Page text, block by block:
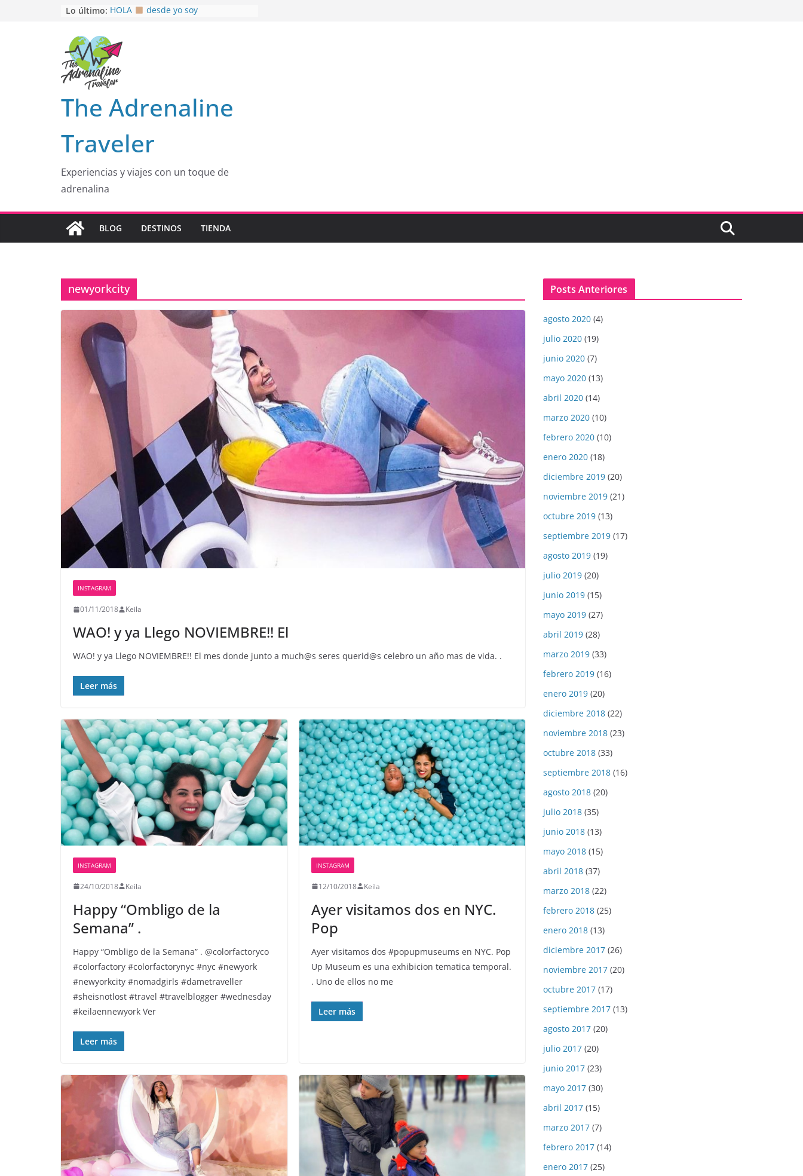
Lo último: HOLA
desde yo soy
EL SENDERO DEL CACAO: Excelente
opción
HOSPEDAJE AL NATURALSHH !!
En
MULITO!
The Adrenaline
Traveler
Experiencias y viajes con un toque de
adrenalina
BLOG DESTINOS TIENDA
newyorkcity
INSTAGRAM
01/11/2018 Keila
WAO! y ya Llego NOVIEMBRE!! El
WAO! y ya Llego NOVIEMBRE!! El mes donde junto a much@s seres querid@s celebro un año mas de vida. .
Leer más
INSTAGRAM
24/10/2018 Keila
Happy “Ombligo de la
Semana” .
Happy “Ombligo de la Semana” . @colorfactoryco
#colorfactory #colorfactorynyc #nyc #newyork
#newyorkcity #nomadgirls #dametraveller
#sheisnotlost #travel #travelblogger #wednesday
#keilaennewyork Ver
Leer más
INSTAGRAM
12/10/2018 Keila
Ayer visitamos dos en NYC.
Pop
Ayer visitamos dos #popupmuseums en NYC. Pop
Up Museum es una exhibicion tematica temporal.
. Uno de ellos no me
Leer más
Posts Anteriores
agosto 2020 (4)
julio 2020 (19)
junio 2020 (7)
mayo 2020 (13)
abril 2020 (14)
marzo 2020 (10)
febrero 2020 (10)
enero 2020 (18)
diciembre 2019 (20)
noviembre 2019 (21)
octubre 2019 (13)
septiembre 2019 (17)
agosto 2019 (19)
julio 2019 (20)
junio 2019 (15)
mayo 2019 (27)
abril 2019 (28)
marzo 2019 (33)
febrero 2019 (16)
enero 2019 (20)
diciembre 2018 (22)
noviembre 2018 (23)
octubre 2018 (33)
septiembre 2018 (16)
agosto 2018 (20)
julio 2018 (35)
junio 2018 (13)
mayo 2018 (15)
abril 2018 (37)
marzo 2018 (22)
febrero 2018 (25)
enero 2018 (13)
diciembre 2017 (26)
noviembre 2017 (20)
octubre 2017 (17)
septiembre 2017 (13)
agosto 2017 (20)
julio 2017 (20)
junio 2017 (23)
mayo 2017 (30)
abril 2017 (15)
marzo 2017 (7)
febrero 2017 (14)
enero 2017 (25)